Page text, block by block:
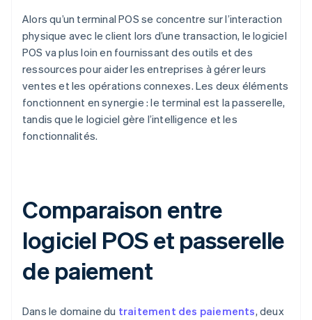
Alors qu’un terminal POS se concentre sur l’interaction
physique avec le client lors d’une transaction, le logiciel
POS va plus loin en fournissant des outils et des
ressources pour aider les entreprises à gérer leurs
ventes et les opérations connexes. Les deux éléments
fonctionnent en synergie : le terminal est la passerelle,
tandis que le logiciel gère l’intelligence et les
fonctionnalités.
Comparaison entre
logiciel POS et passerelle
de paiement
Dans le domaine du traitement des paiements, deux